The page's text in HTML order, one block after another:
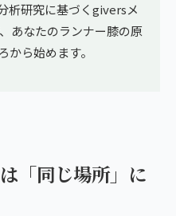
析研究に基づくgiversメ
あなたのランナー膝の原
から始めます。
「同じ場所」に